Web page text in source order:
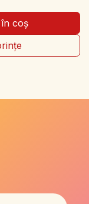
coș